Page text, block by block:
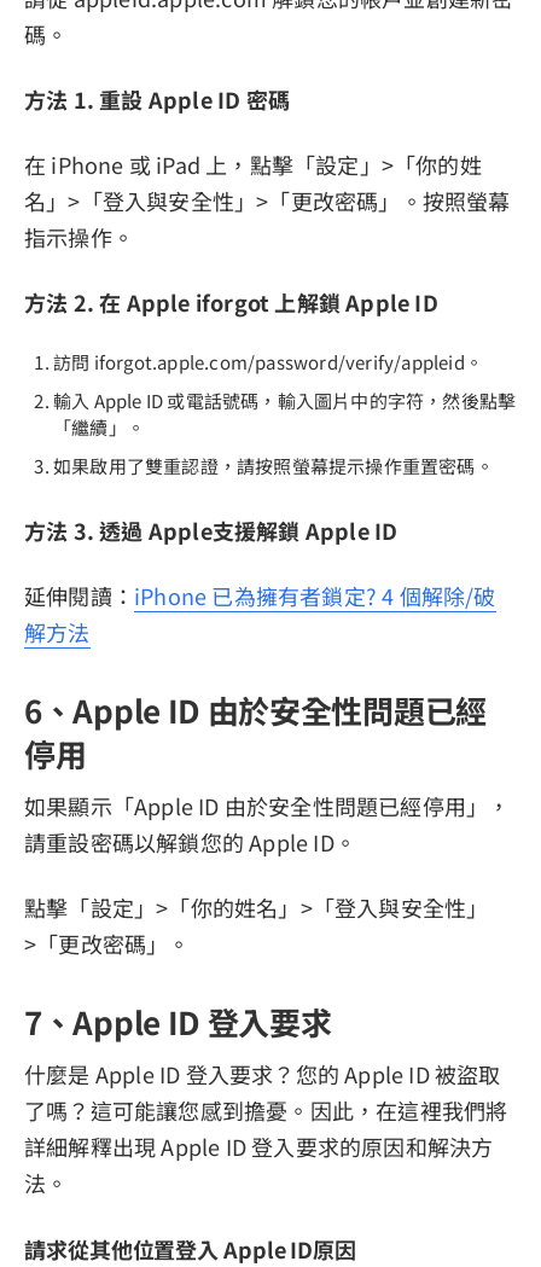
碼。
方法 1. 重設 Apple ID 密碼
在 iPhone 或 iPad 上，點擊「設定」>「你的姓
名」>「登入與安全性」>「更改密碼」。按照螢幕
指示操作。
方法 2. 在 Apple iforgot 上解鎖 Apple ID
訪問 iforgot.apple.com/password/verify/appleid。
輸入 Apple ID 或電話號碼，輸入圖片中的字符，然後點擊
「繼續」。
如果啟用了雙重認證，請按照螢幕提示操作重置密碼。
方法 3. 透過 Apple支援解鎖 Apple ID
延伸閱讀： iPhone 已為擁有者鎖定? 4 個解除/破
解方法
6、Apple ID 由於安全性問題已經
停用
如果顯示「Apple ID 由於安全性問題已經停用」，
請重設密碼以解鎖您的 Apple ID。
點擊「設定」>「你的姓名」>「登入與安全性」
>「更改密碼」。
7、Apple ID 登入要求
什麼是 Apple ID 登入要求？您的 Apple ID 被盜取
了嗎？這可能讓您感到擔憂。因此，在這裡我們將
詳細解釋出現 Apple ID 登入要求的原因和解決方
法。
請求從其他位置登入 Apple ID原因